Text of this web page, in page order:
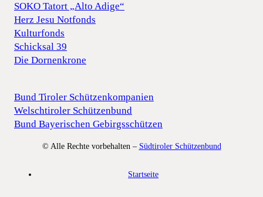
SOKO Tatort „Alto Adige“
Herz Jesu Notfonds
Kulturfonds
Schicksal 39
Die Dornenkrone
Bund Tiroler Schützenkompanien
Welschtiroler Schützenbund
Bund Bayerischen Gebirgsschützen
© Alle Rechte vorbehalten – Südtiroler Schützenbund
Startseite